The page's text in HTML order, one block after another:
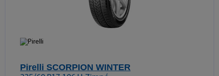
Pirelli SCORPION WINTER